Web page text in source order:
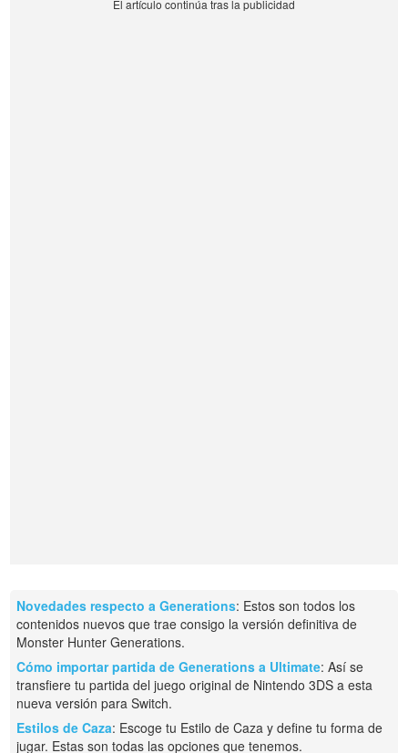
Novedades respecto a Generations: Estos son todos los
contenidos nuevos que trae consigo la versión definitiva de
Monster Hunter Generations.
Cómo importar partida de Generations a Ultimate: Así se
transfiere tu partida del juego original de Nintendo 3DS a esta
nueva versión para Switch.
Estilos de Caza: Escoge tu Estilo de Caza y define tu forma de
jugar. Estas son todas las opciones que tenemos.